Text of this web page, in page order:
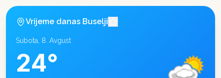
Vrijeme danas Buselji
Subota, 8. Avgust
24°